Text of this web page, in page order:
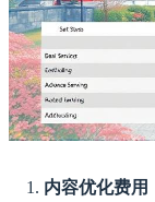
内容优化费用